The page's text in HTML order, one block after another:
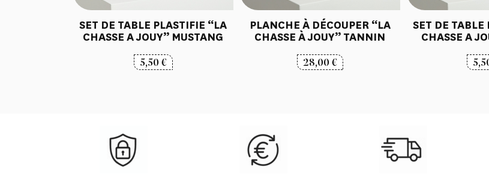
SET DE TABLE PLASTIFIE “LA
CHASSE A JOUY” MUSTANG
5,50€
PLANCHE À DÉCOUPER “LA
CHASSE À JOUY” TANNIN
28,00€
SET DE
CHASSE A